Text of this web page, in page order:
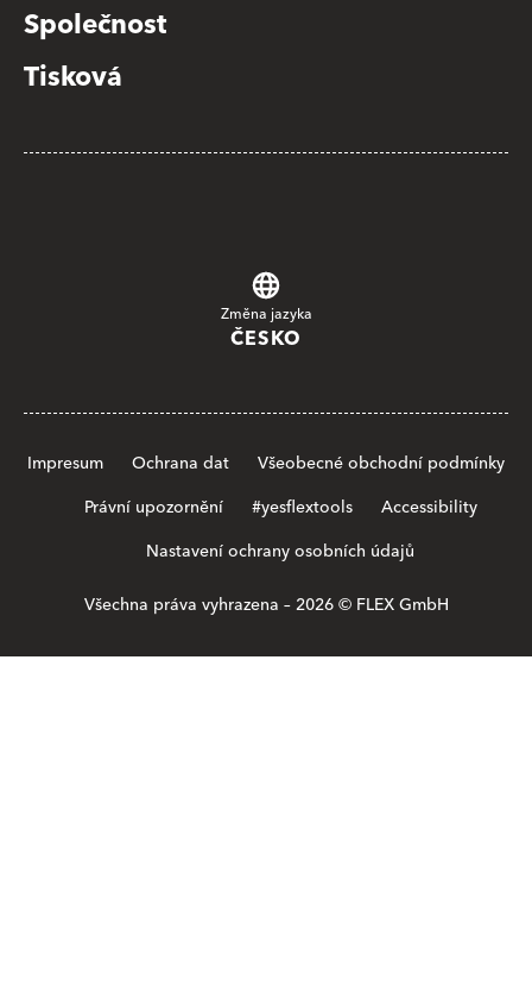
Společnost
Tisková
Změna jazyka
ČESKO
Impresum Ochrana dat
Všeobecné obchodní podmínky
Právní upozornění
#yesflextools
Accessibility
Nastavení ochrany osobních údajů
Všechna práva vyhrazena – 2026 © FLEX GmbH